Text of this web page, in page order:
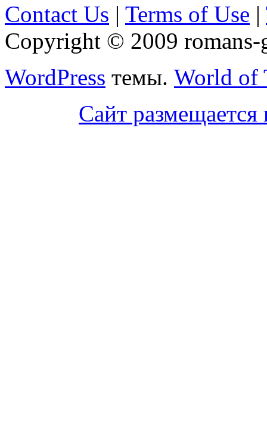
Contact Us | Terms of Use |
Copyright © 2009
WordPress темы. World of
Сайт размещается